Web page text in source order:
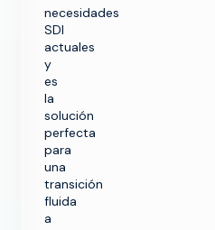
necesidades
SDI
actuales
y
es
la
solución
perfecta
para
una
transición
fluida
a